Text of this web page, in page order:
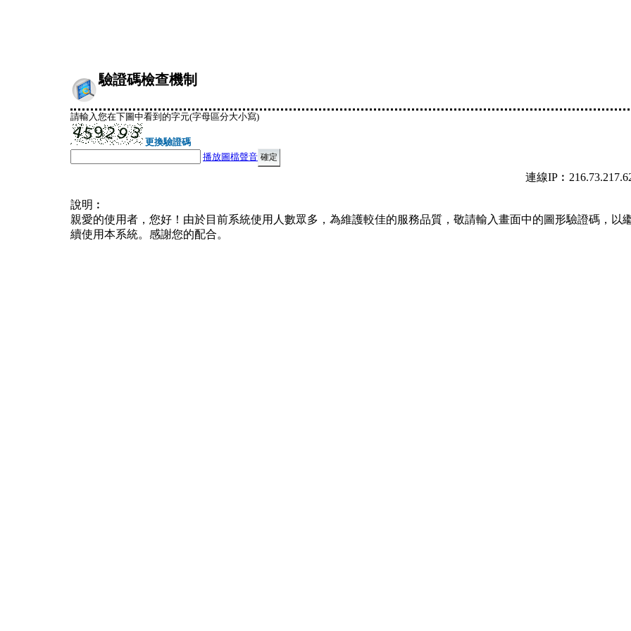
驗證碼檢查機制
請輸入您在下圖中看到的字元(字母區分大小寫)
更換驗證碼
播放圖檔聲音
連線
說明︰
親愛的使用者，您好！由於目前系統使用人數眾多，為維護較佳的服務品質，敬請輸入畫面中的圖形驗證碼，以
續使用本系統。感謝您的配合。